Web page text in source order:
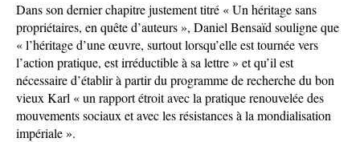
Dans son dernier chapitre justement titré « Un héritage sans
propriétaires, en quête d’auteurs », Daniel Bensaïd souligne que
« l’héritage d’une œuvre, surtout lorsqu’elle est tournée vers
l’action pratique, est irréductible à sa lettre » et qu’il est
nécessaire d’établir à partir du programme de recherche du bon
vieux Karl « un rapport étroit avec la pratique renouvelée des
mouvements sociaux et avec les résistances à la mondialisation
impériale ».